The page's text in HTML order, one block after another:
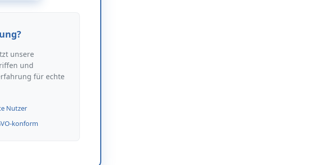
unsere
und
für echte
Nutzer
konform